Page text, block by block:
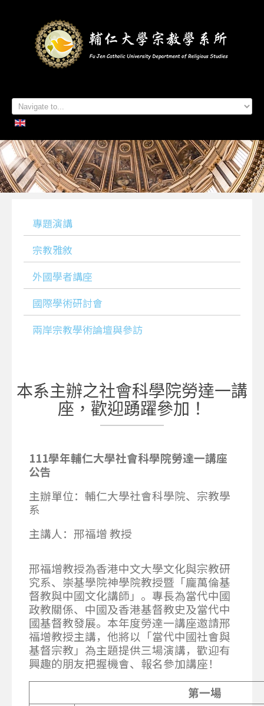
首頁
系所簡介
本系成員
學生專區
招生資訊
各項活動
研究及出版
系所友專區
聯絡我們
專題演講
宗教雅敘
外國學者講座
國際學術研討會
兩岸宗教學術論壇與參訪
本系主辦之社會科學院勞達一講
座，歡迎踴躍參加！
111學年輔仁大學社會科學院勞達一講座
公告
主辦單位：輔仁大學社會科學院、宗教學
系
主講人：邢福增 教授
邢福增教授為香港中文大學文化與宗教研
究系、崇基學院神學院教授暨「龐萬倫基
督教與中國文化講師」。專長為當代中國
政教關係、中國及香港基督教史及當代中
國基督教發展。本年度勞達一講座邀請邢
福增教授主講，他將以「當代中國社會與
基督宗教」為主題提供三場演講，歡迎有
興趣的朋友把握機會、報名參加講座！
第一場